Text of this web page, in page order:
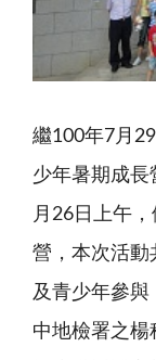
繼100年7月
少年暑期成
月26日上午
營，本次活動
及青少年參與
中地檢署之楊